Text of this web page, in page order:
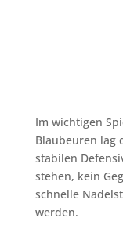
Im wichtigen
Blaubeuren lag
stabilen
stehen, kein
schnelle
werden.